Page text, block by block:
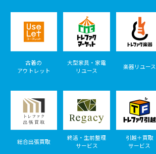
古着の
アウトレット
大型家具・家電
リユース
楽器リユース
総合出張買取
終活・生前整理
サービス
引越＋買取
サービス